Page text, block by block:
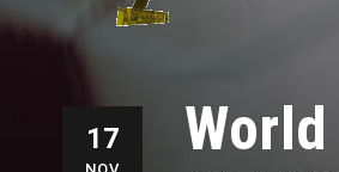
17